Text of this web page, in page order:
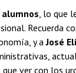
, lo que
Recuerda
y aJosé
ver con los